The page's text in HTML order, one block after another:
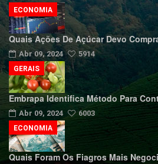
Quais Ações De Açúcar Devo
Abr 09, 2024 5914
ECONOMIA
Embrapa Identifica Método Para
Abr 09, 2024 6003
GERAIS
Quais Foram Os Fiagros Mais
ECONOMIA